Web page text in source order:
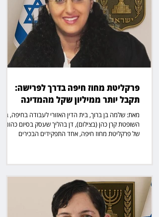
פרקליטת מחוז חיפה בדרך לפרישה:
תקבל יותר ממיליון שקל מהמדינה
מאת: שלמה בן ברוך, בית הדין האזורי לעבודה בחיפה,
השופטת קרן כהן (בצילום), דן בהליך שעסק בסיום
של פרקליטת מחוז חיפה, אחד התפקידים הבכירים
בהסכמות בין הצדדים, שקיבלו תוקף של החלטה. איילה
התביעה נגד משרד המשפטים, נציבות שירות המדינה,
הממונה על השכר במשרד האוצר, ארגון פרקליטי המדינה
והסתדרות העובדים הכללית החדשה. בתביעה דרשה